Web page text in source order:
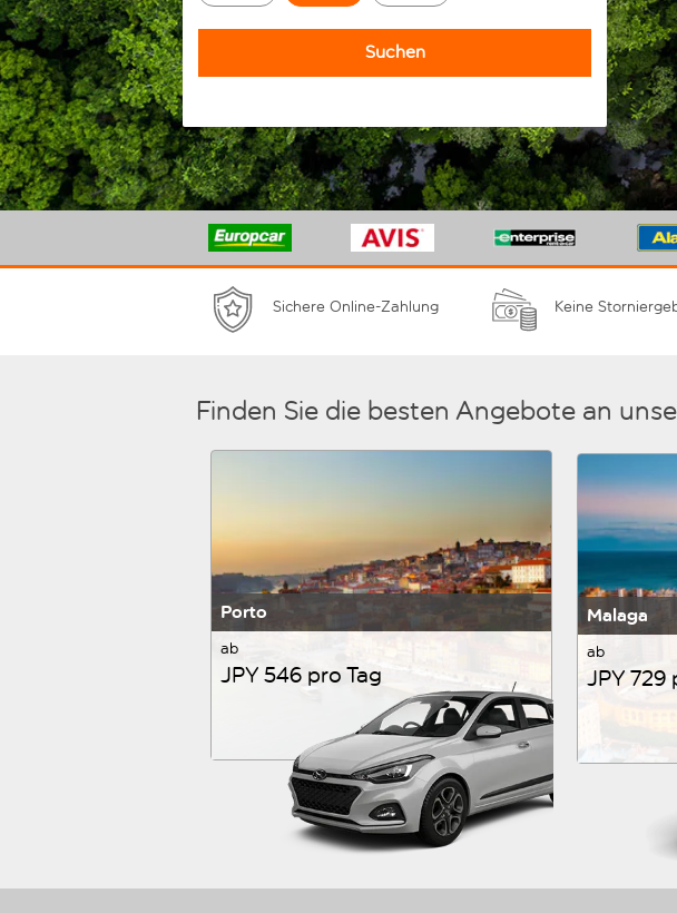
Suchen
Sichere Online-Zahlung Keine
Finden Sie die besten Angebote an
Porto
ab
JPY 546 pro Tag
Malaga
ab
JPY 729